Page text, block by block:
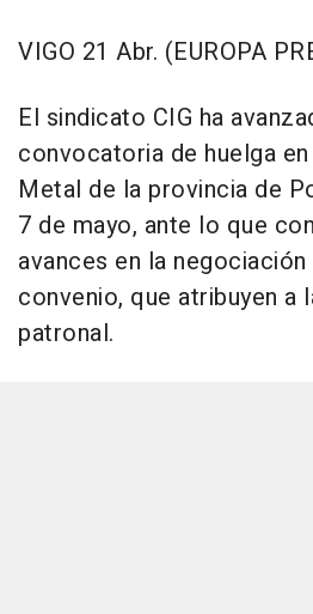
VIGO 21 Abr. (EUROPA
El sindicato CIG ha
convocatoria de huelga
Metal de la provincia de
7 de mayo, ante lo que
avances en la
convenio, que atribuyen a
patronal.